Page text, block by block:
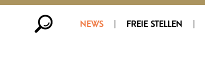
NEWS | FREIE STELLEN |